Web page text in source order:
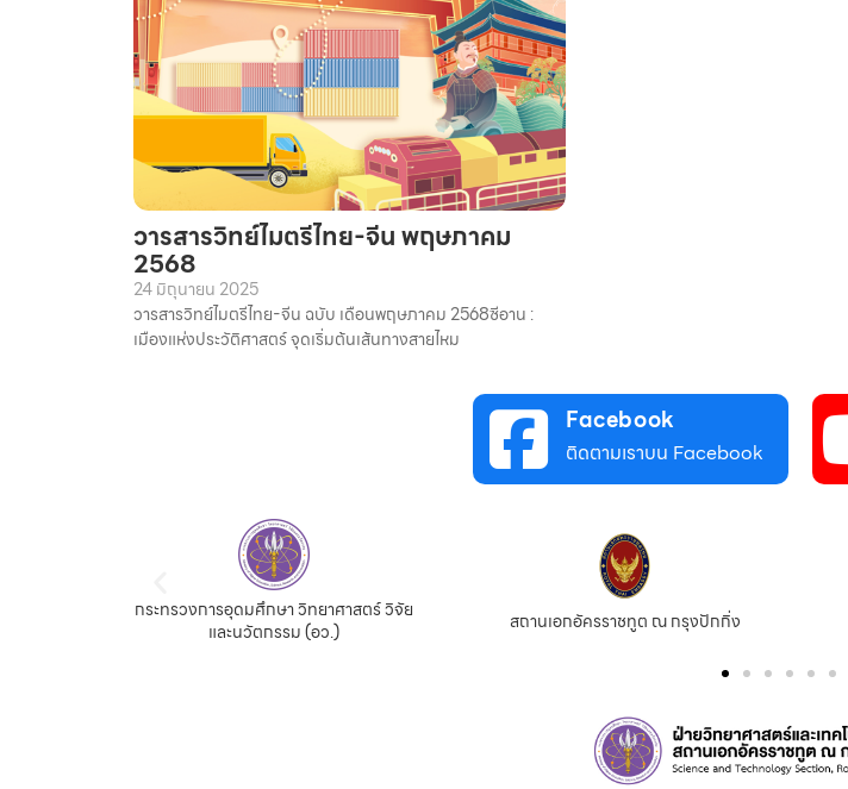
วารสารวิทย์ไมตรีไทย-จีน พฤษภาคม
2568
24 มิถุนายน 2025
วารสารวิทย์ไมตรีไทย-จีน ฉบับ เดือนพฤษภาคม 2568ซีอาน :
เมืองแห่งประวัติศาสตร์ จุดเริ่มต้นเส้นทางสายไหม
Facebook
ติดตามเราบน Facebook
กระทรวงการอุดมศึกษา วิทยาศาสตร์ วิจัย
และนวัตกรรม (อว.)
สถานเอกอัครราชทูต ณ กรุงปักกิ่ง